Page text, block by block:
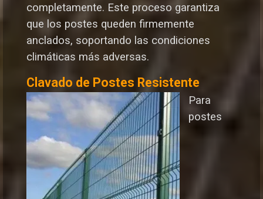
completamente. Este proceso garantiza
que los postes queden firmemente
anclados, soportando las condiciones
climáticas más adversas.
Clavado de Postes Resistente
Para
postes